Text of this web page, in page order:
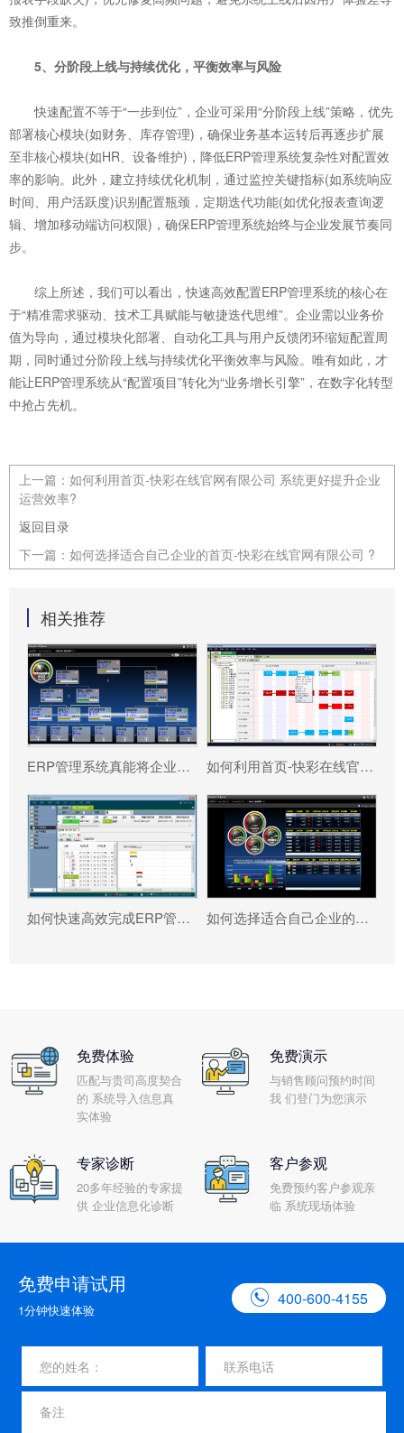
致推倒重来。
5、分阶段上线与持续优化，平衡效率与风险
快速配置不等于“一步到位”，企业可采用“分阶段上线”策略，优先
部署核心模块(如财务、库存管理)，确保业务基本运转后再逐步扩展
至非核心模块(如HR、设备维护)，降低ERP管理系统复杂性对配置效
率的影响。此外，建立持续优化机制，通过监控关键指标(如系统响应
时间、用户活跃度)识别配置瓶颈，定期迭代功能(如优化报表查询逻
辑、增加移动端访问权限)，确保ERP管理系统始终与企业发展节奏同
步。
综上所述，我们可以看出，快速高效配置ERP管理系统的核心在
于“精准需求驱动、技术工具赋能与敏捷迭代思维”。企业需以业务价
值为导向，通过模块化部署、自动化工具与用户反馈闭环缩短配置周
期，同时通过分阶段上线与持续优化平衡效率与风险。唯有如此，才
能让ERP管理系统从“配置项目”转化为“业务增长引擎”，在数字化转型
中抢占先机。
上一篇： 如何利用首页-快彩在线官网有限公司 系统更好提升企业
运营效率?
返回目录
下一篇： 如何选择适合自己企业的首页-快彩在线官网有限公司 ?
相关推荐
ERP管理系统真能将企业数据转化为可执行决策吗? 如何利用首页-快彩在线官网有限公司 系统更好提升企业运营效率?
如何快速高效完成ERP管理系统配置? 如何选择适合自己企业的首页-快彩在线官网有限公司 ?
免费体验
匹配与贵司高度契合
的 系统导入信息真
实体验
免费演示
与销售顾问预约时间
我 们登门为您演示
专家诊断
20多年经验的专家提
供 企业信息化诊断
客户参观
免费预约客户参观亲
临 系统现场体验
免费申请试用
1分钟快速体验
 400-600-4155